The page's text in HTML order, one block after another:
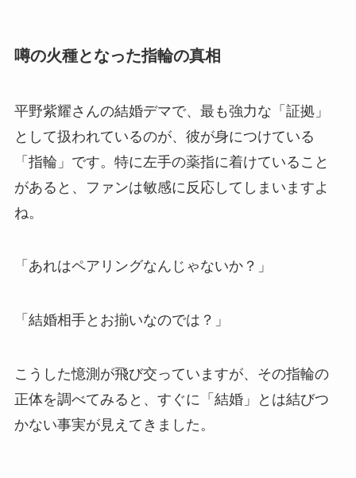
噂の火種となった指輪の真相
平野紫耀さんの結婚デマで、最も強力な「証拠」
として扱われているのが、彼が身につけている
「指輪」です。特に左手の薬指に着けていること
があると、ファンは敏感に反応してしまいますよ
ね。
「あれはペアリングなんじゃないか？」
「結婚相手とお揃いなのでは？」
こうした憶測が飛び交っていますが、その指輪の
正体を調べてみると、すぐに「結婚」とは結びつ
かない事実が見えてきました。